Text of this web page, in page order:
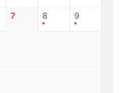
7 8 9